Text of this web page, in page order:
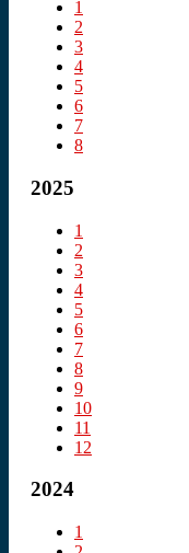
1
2
3
4
5
6
7
8
2025
1
2
3
4
5
6
7
8
9
10
11
12
2024
1